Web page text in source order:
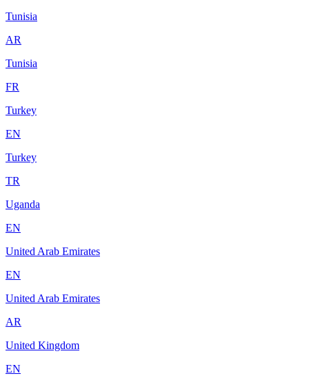
Tunisia
AR
Tunisia
FR
Turkey
EN
Turkey
TR
Uganda
EN
United Arab Emirates
EN
United Arab Emirates
AR
United Kingdom
EN